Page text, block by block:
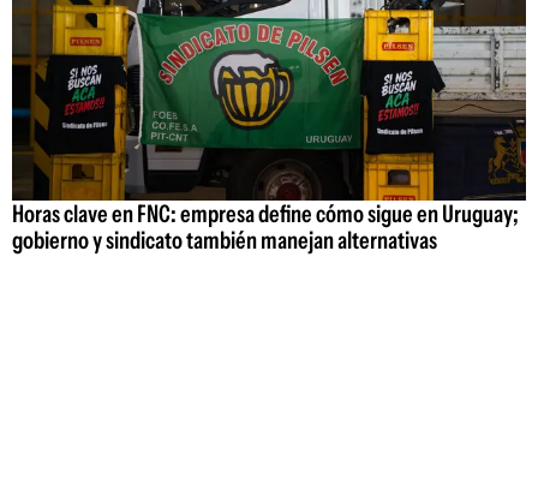
Horas clave en FNC: empresa define cómo sigue en Uruguay;
gobierno y sindicato también manejan alternativas